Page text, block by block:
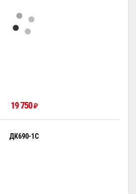
19 750₽
ДК690-1С